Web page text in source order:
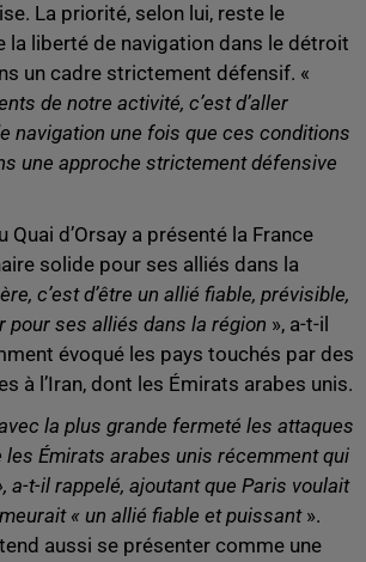
La priorité, selon lui, reste le
la liberté de navigation dans le détroit
un cadre strictement défensif. «
de notre activité, c’est d’aller
navigation une fois que ces conditions
une approche strictement défensive
Quai d’Orsay a présenté la France
solide pour ses alliés dans la
c’est d’être un allié fiable, prévisible,
pour ses alliés dans la région », a-t-il
évoqué les pays touchés par des
à l’Iran, dont les Émirats arabes unis.
la plus grande fermeté les attaques
Émirats arabes unis récemment qui
a-t-il rappelé, ajoutant que Paris voulait
« un allié fiable et puissant ».
aussi se présenter comme une